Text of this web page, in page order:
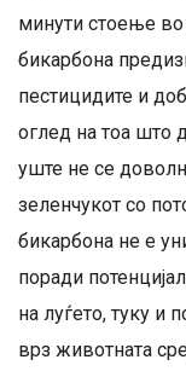
минути стоење
бикарбона
пестицидите и
оглед на тоа што
уште не се
зеленчукот со
бикарбона не е
поради
на луѓето, туку и
врз животната